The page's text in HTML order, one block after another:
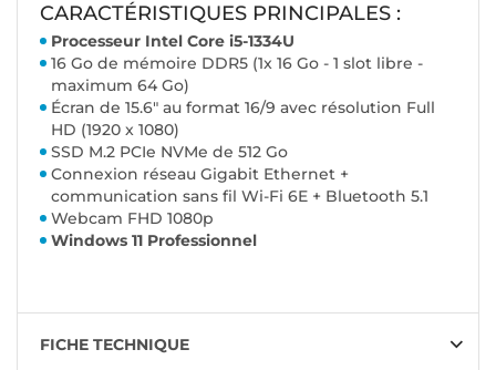
CARACTÉRISTIQUES PRINCIPALES :
Processeur Intel Core i5-1334U
16 Go de mémoire DDR5 (1x 16 Go - 1 slot libre -
maximum 64 Go)
Écran de 15.6" au format 16/9 avec résolution Full
HD (1920 x 1080)
SSD M.2 PCIe NVMe de 512 Go
Connexion réseau Gigabit Ethernet +
communication sans fil Wi-Fi 6E + Bluetooth 5.1
Webcam FHD 1080p
Windows 11 Professionnel
FICHE TECHNIQUE